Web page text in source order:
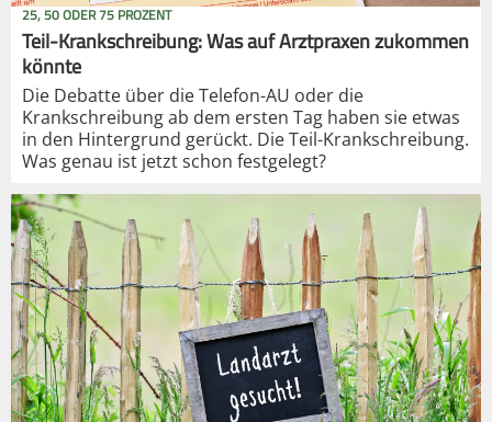
25, 50 ODER 75 PROZENT
Teil-Krankschreibung: Was auf Arztpraxen zukommen
könnte
Die Debatte über die Telefon-AU oder die
Krankschreibung ab dem ersten Tag haben sie etwas
in den Hintergrund gerückt. Die Teil-Krankschreibung.
Was genau ist jetzt schon festgelegt?